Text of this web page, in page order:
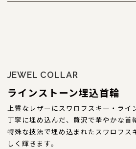
CATEGORY カテゴリー
犬の本革首輪
犬の本革リード
JEWEL COLLAR
ラインストーン埋込首輪
上質なレザーにスワロフスキー・ライ
丁寧に埋め込んだ、贅沢で華やかな首
特殊な技法で埋め込まれたスワロフス
しく輝きます。